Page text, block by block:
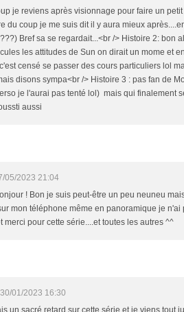
je reviens après visionnage pour faire un
du coup je me suis dit il y aura mieux
Bref sa se regardait...<br /> Histoire 2: bon
les attitudes de Sun on dirait un mome et
censé se passer des cours particuliers lol
disons sympa<br /> Histoire 3 : pas fan de
je l'aurai pas tenté lol) mais qui finalement
aussi
05/2023 21:04
! Bon je suis peut-être un peu neuneu
mon téléphone même en panoramique je
merci pour cette série....et toutes les autres ^^
30/01/2023 16:30
un sacré retard sur cette série et je viens tout